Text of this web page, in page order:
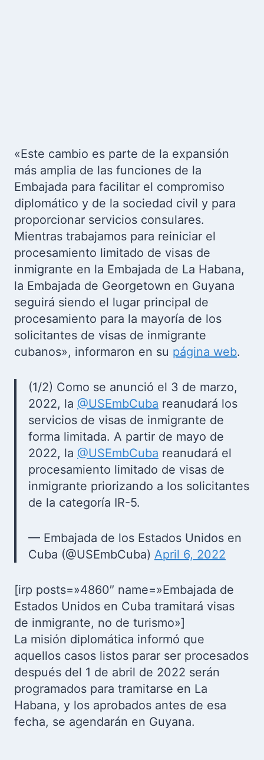
«Este cambio es parte de la expansión
más amplia de las funciones de la
Embajada para facilitar el compromiso
diplomático y de la sociedad civil y para
proporcionar servicios consulares.
Mientras trabajamos para reiniciar el
procesamiento limitado de visas de
inmigrante en la Embajada de La Habana,
la Embajada de Georgetown en Guyana
seguirá siendo el lugar principal de
procesamiento para la mayoría de los
solicitantes de visas de inmigrante
cubanos», informaron en su página web.
(1/2) Como se anunció el 3 de marzo,
2022, la @USEmbCuba reanudará los
servicios de visas de inmigrante de
forma limitada. A partir de mayo de
2022, la @USEmbCuba reanudará el
procesamiento limitado de visas de
inmigrante priorizando a los solicitantes
de la categoría IR-5.
— Embajada de los Estados Unidos en
Cuba (@USEmbCuba) April 6, 2022
[irp posts=»4860″ name=»Embajada de
Estados Unidos en Cuba tramitará visas
de inmigrante, no de turismo»]
La misión diplomática informó que
aquellos casos listos parar ser procesados
después del 1 de abril de 2022 serán
programados para tramitarse en La
Habana, y los aprobados antes de esa
fecha, se agendarán en Guyana.